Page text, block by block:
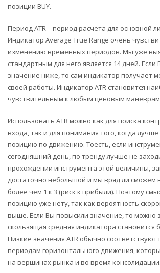
позиции BUY.
Период ATR – период расчета для основной
Индикатор Average True Range очень
изменению временных периодов. Мы уже
стандартным для него является 14 дней.
значение ниже, то сам индикатор получает
своей работы. Индикатор ATR становится
чувствительным к любым ценовым
Использовать ATR можно как для поиска
входа, так и для понимания того, когда
позицию по движению. Тоесть, если
сегодняшний день, по тренду лучше не
прохождении инструмента этой величины,
достаточно небольшой и мы вряд ли сможем
более чем 1 к 3 (риск к прибыли). Поэтому
позицию уже нету, так как вероятность
выше. Если Вы повысили значение, то можно
скользящая средняя индикатора становится
Низкие значения ATR обычно
периодам горизонтального движения,
на вершинах рынка и во время консолидации.